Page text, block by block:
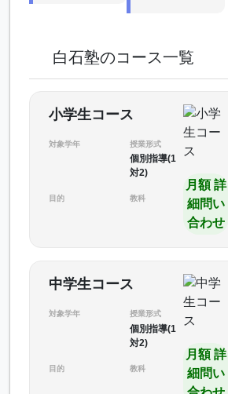
白石塾のコース一覧
小学生コース
対象学年 授業形式
個別指導(1
対2)
目的 教科
月額 詳
細問い
合わせ
中学生コース
対象学年 授業形式
個別指導(1
対2)
目的 教科
月額 詳
細問い